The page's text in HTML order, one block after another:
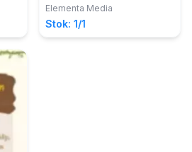
Diri
Elementa Media
Stok: 1/1